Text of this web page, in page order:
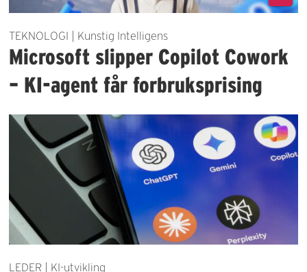
TEKNOLOGI | Kunstig Intelligens
Microsoft slipper Copilot Cowork
– KI-agent får forbruksprising
LEDER | KI-utvikling